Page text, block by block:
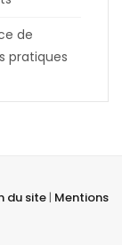
de
pratiques
du site | Mentions